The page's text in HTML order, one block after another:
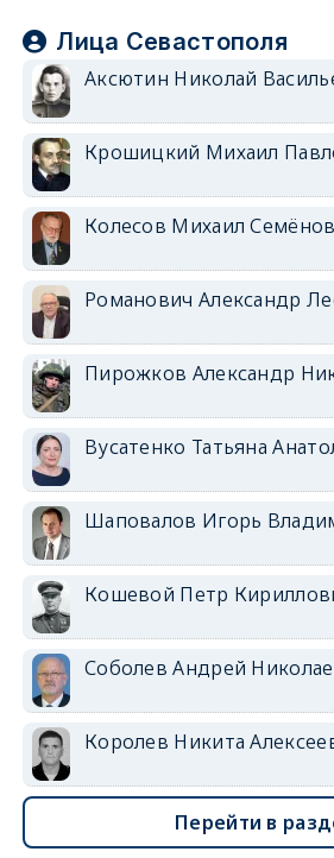
Лица Севастополя
Аксютин Николай
Крошицкий Михаил
Колесов Михаил
Романович Александр
Пирожков Александр
Вусатенко Татьяна
Шаповалов Игорь
Кошевой Петр
Соболев Андрей
Королев Никита
Перейти в